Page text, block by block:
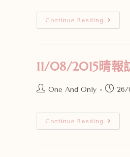
Continue Reading
11/08/2015晴報
One And Only 26/
Continue Reading